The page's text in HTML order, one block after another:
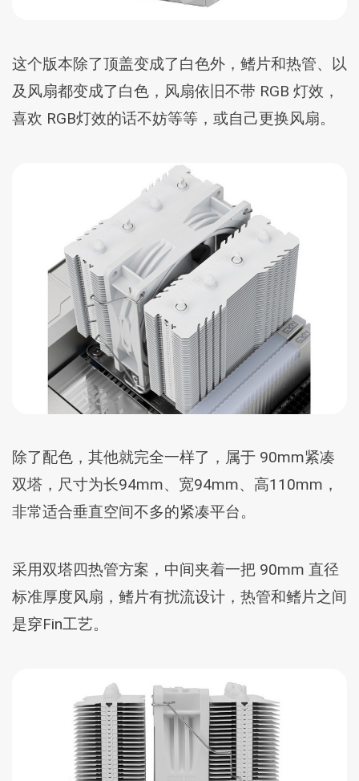
这个版本除了顶盖变成了白色外，鳍片和热管、以
及风扇都变成了白色，风扇依旧不带 RGB 灯效，
喜欢 RGB灯效的话不妨等等，或自己更换风扇。
除了配色，其他就完全一样了，属于 90mm紧凑
双塔，尺寸为长94mm、宽94mm、高110mm，
非常适合垂直空间不多的紧凑平台。
采用双塔四热管方案，中间夹着一把 90mm 直径
标准厚度风扇，鳍片有扰流设计，热管和鳍片之间
是穿Fin工艺。